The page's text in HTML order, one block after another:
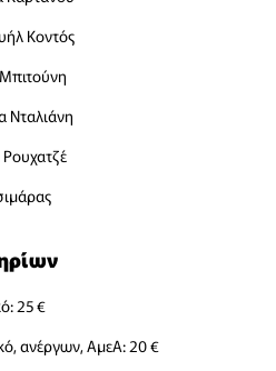
Κοντός
Νταλιάνη
25 €
ανέργων, ΑμεΑ: 20 €